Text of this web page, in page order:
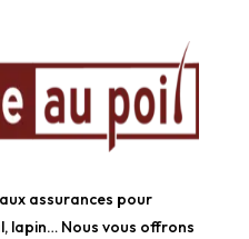
assurances pour
lapin… Nous vous offrons